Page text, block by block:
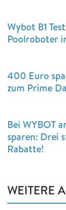
Wybot B1
Poolroboter
400 Euro
zum Prime
Bei WYBOT
sparen: Drei
Rabatte!
WEITERE